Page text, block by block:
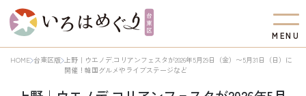
M EN U
HOME 台東区版 上野｜ウエノデ.コリアンフェスタが2026年5月29日（金）〜5月31日（日）に
開催！韓国グルメやライブステージなど